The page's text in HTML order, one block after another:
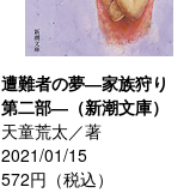
遭難者の夢―家族狩り
第二部―（新潮文庫）
天童荒太／著
2021/01/15
572円（税込）